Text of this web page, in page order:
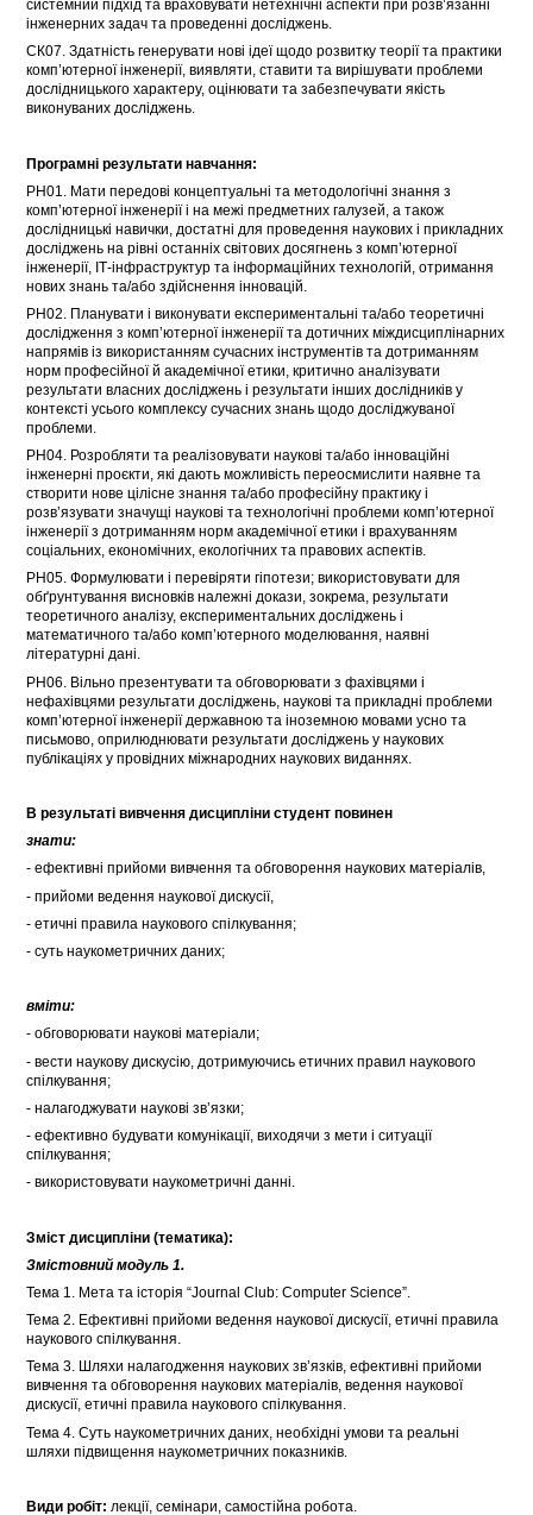
системний підхід та враховувати нетехнічні аспекти при розв’язанні
інженерних задач та проведенні досліджень.
СК07. Здатність генерувати нові ідеї щодо розвитку теорії та практики
комп’ютерної інженерії, виявляти, ставити та вирішувати проблеми
дослідницького характеру, оцінювати та забезпечувати якість
виконуваних досліджень.
Програмні результати навчання:
РН01. Мати передові концептуальні та методологічні знання з
комп’ютерної інженерії і на межі предметних галузей, а також
дослідницькі навички, достатні для проведення наукових і прикладних
досліджень на рівні останніх світових досягнень з комп’ютерної
інженерії, ІТ-інфраструктур та інформаційних технологій, отримання
нових знань та/або здійснення інновацій.
РН02. Планувати і виконувати експериментальні та/або теоретичні
дослідження з комп’ютерної інженерії та дотичних міждисциплінарних
напрямів із використанням сучасних інструментів та дотриманням
норм професійної й академічної етики, критично аналізувати
результати власних досліджень і результати інших дослідників у
контексті усього комплексу сучасних знань щодо досліджуваної
проблеми.
РН04. Розробляти та реалізовувати наукові та/або інноваційні
інженерні проєкти, які дають можливість переосмислити наявне та
створити нове цілісне знання та/або професійну практику і
розв’язувати значущі наукові та технологічні проблеми комп’ютерної
інженерії з дотриманням норм академічної етики і врахуванням
соціальних, економічних, екологічних та правових аспектів.
РН05. Формулювати і перевіряти гіпотези; використовувати для
обґрунтування висновків належні докази, зокрема, результати
теоретичного аналізу, експериментальних досліджень і
математичного та/або комп’ютерного моделювання, наявні
літературні дані.
РН06. Вільно презентувати та обговорювати з фахівцями і
нефахівцями результати досліджень, наукові та прикладні проблеми
комп’ютерної інженерії державною та іноземною мовами усно та
письмово, оприлюднювати результати досліджень у наукових
публікаціях у провідних міжнародних наукових виданнях.
В результаті вивчення дисципліни студент повинен
знати:
- ефективні прийоми вивчення та обговорення наукових матеріалів,
- прийоми ведення наукової дискусії,
- етичні правила наукового спілкування;
- суть наукометричних даних;
вміти:
- обговорювати наукові матеріали;
- вести наукову дискусію, дотримуючись етичних правил наукового
спілкування;
- налагоджувати наукові зв’язки;
- ефективно будувати комунікації, виходячи з мети і ситуації
спілкування;
- використовувати наукометричні данні.
Зміст дисципліни (тематика):
Змістовний модуль 1.
Тема 1. Мета та історія “Journal Club: Computer Science”.
Тема 2. Ефективні прийоми ведення наукової дискусії, етичні правила
наукового спілкування.
Тема 3. Шляхи налагодження наукових зв’язків, ефективні прийоми
вивчення та обговорення наукових матеріалів, ведення наукової
дискусії, етичні правила наукового спілкування.
Тема 4. Суть наукометричних даних, необхідні умови та реальні
шляхи підвищення наукометричних показників.
Види робіт:лекції, семінари, самостійна робота.